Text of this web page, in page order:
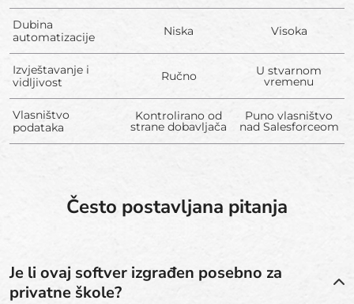
Dubina
automatizacije
Niska Visoka
Izvještavanje i
vidljivost
Ručno U stvarnom
vremenu
Vlasništvo
podataka
Kontrolirano od
strane dobavljača
Puno vlasništvo
nad Salesforceom
Često postavljana pitanja
Je li ovaj softver izgrađen posebno za
privatne škole?